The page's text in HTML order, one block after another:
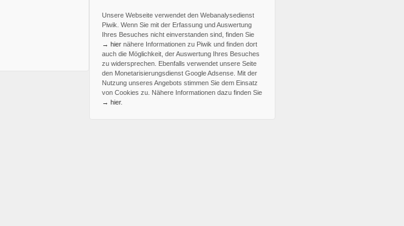
Unsere Webseite verwendet den Webanalysedienst
Piwik. Wenn Sie mit der Erfassung und Auswertung
Ihres Besuches nicht einverstanden sind, finden Sie
→ hier nähere Informationen zu Piwik und finden dort
auch die Möglichkeit, der Auswertung Ihres Besuches
zu widersprechen. Ebenfalls verwendet unsere Seite
den Monetarisierungsdienst Google Adsense. Mit der
Nutzung unseres Angebots stimmen Sie dem Einsatz
von Cookies zu. Nähere Informationen dazu finden Sie
→ hier.